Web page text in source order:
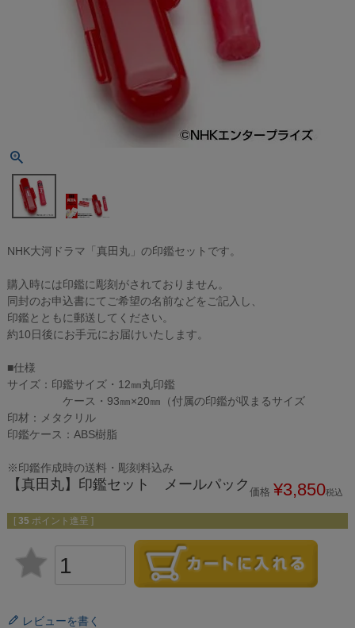
NHK大河ドラマ「真田丸」の印鑑セットです。
購入時には印鑑に彫刻がされておりません。
同封のお申込書にてご希望の名前などをご記入し、
印鑑とともに郵送してください。
約10日後にお手元にお届けいたします。
■仕様
サイズ：印鑑サイズ・12㎜丸印鑑
ケース・93㎜×20㎜（付属の印鑑が収まるサイズ
印材：メタクリル
印鑑ケース：ABS樹脂
※印鑑作成時の送料・彫刻料込み
【真田丸】印鑑セット メールパック 価格 ¥3,850税込
[ 35 ポイント進呈 ]
レビューを書く